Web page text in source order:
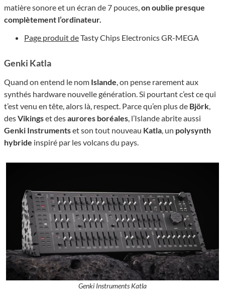
matière sonore et un écran de 7 pouces,on oublie presque
complètement l’ordinateur.
Page produit deTasty Chips Electronics GR-MEGA
Genki Katla
Quand on entend le nom Islande, on pense rarement aux
synthés hardware nouvelle génération. Si pourtant c’est ce qui
t’est venu en tête, alors là, respect. Parce qu’en plus de Björk,
desVikingset desaurores boréales, l’Islande abrite aussi
Genki Instrumentset son tout nouveau Katla, un polysynth
hybride inspiré par les volcans du pays.
Genki Instruments Katla